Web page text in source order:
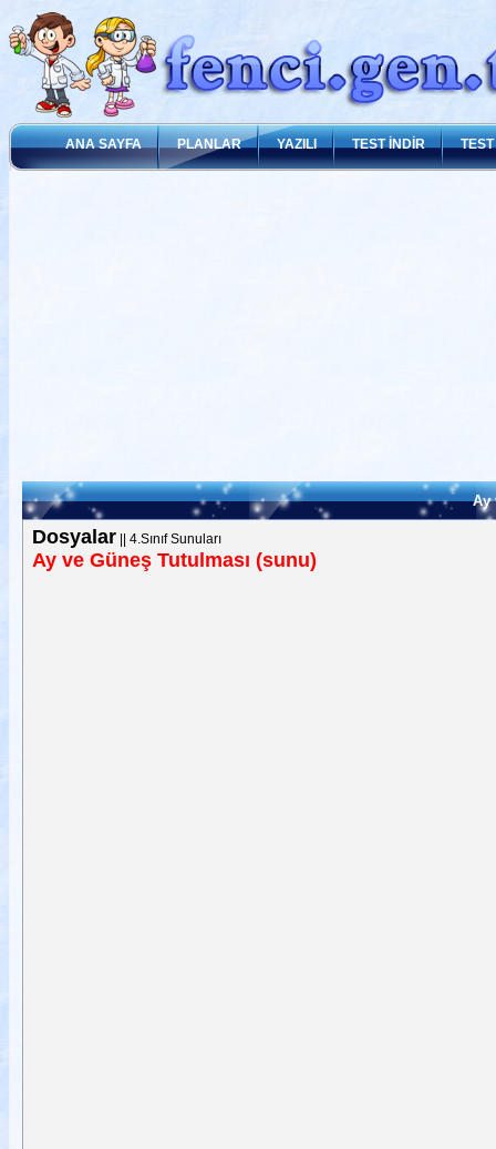
ANA SAYFA PLANLAR YAZILI TEST İNDİR
Ay
Dosyalar|| 4.Sınıf Sunuları
Ay ve Güneş Tutulması (sunu)